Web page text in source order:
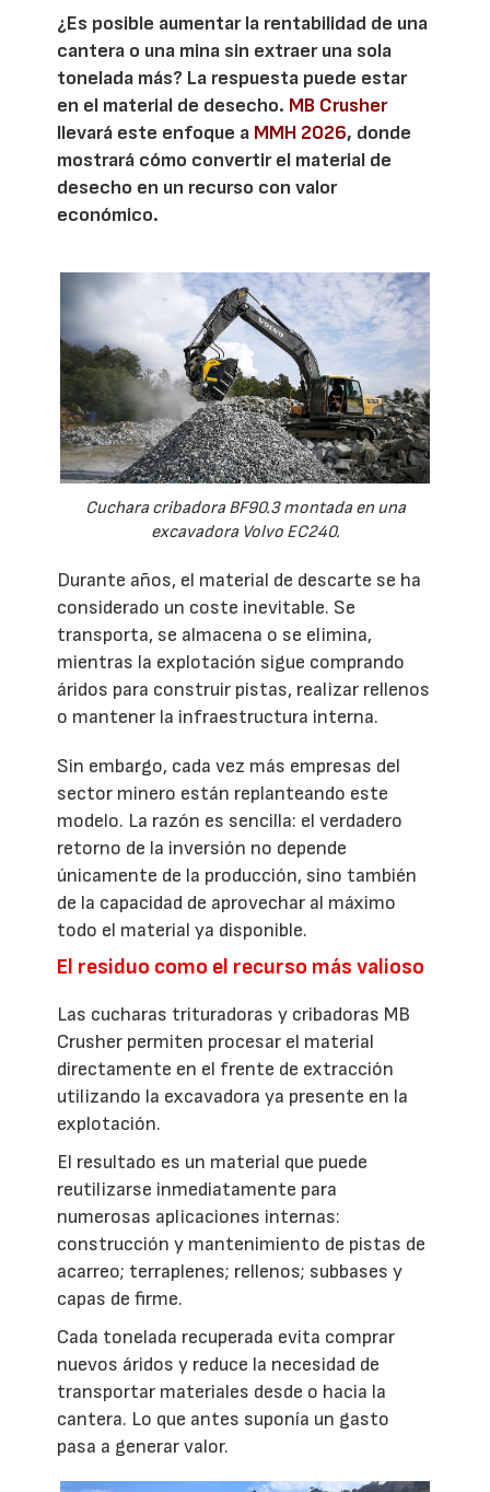
¿Es posible aumentar la rentabilidad de una
cantera o una mina sin extraer una sola
tonelada más? La respuesta puede estar
en el material de desecho. MB Crusher
llevará este enfoque a MMH 2026, donde
mostrará cómo convertir el material de
desecho en un recurso con valor
económico.
Cuchara cribadora BF90.3 montada en una
excavadora Volvo EC240.
Durante años, el material de descarte se ha
considerado un coste inevitable. Se
transporta, se almacena o se elimina,
mientras la explotación sigue comprando
áridos para construir pistas, realizar rellenos
o mantener la infraestructura interna.
Sin embargo, cada vez más empresas del
sector minero están replanteando este
modelo. La razón es sencilla: el verdadero
retorno de la inversión no depende
únicamente de la producción, sino también
de la capacidad de aprovechar al máximo
todo el material ya disponible.
El residuo como el recurso más valioso
Las cucharas trituradoras y cribadoras MB
Crusher permiten procesar el material
directamente en el frente de extracción
utilizando la excavadora ya presente en la
explotación.
El resultado es un material que puede
reutilizarse inmediatamente para
numerosas aplicaciones internas:
construcción y mantenimiento de pistas de
acarreo; terraplenes; rellenos; subbases y
capas de firme.
Cada tonelada recuperada evita comprar
nuevos áridos y reduce la necesidad de
transportar materiales desde o hacia la
cantera. Lo que antes suponía un gasto
pasa a generar valor.